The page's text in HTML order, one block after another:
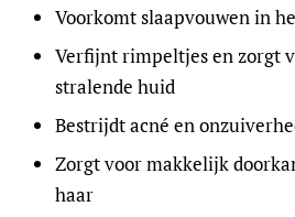
Voorkomt slaapvouwen in
Verfijnt rimpeltjes en zorgt
stralende huid
Bestrijdt acné en
Zorgt voor makkelijk
haar